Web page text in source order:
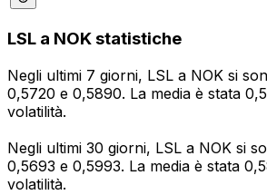
LSL a NOK statistiche
Negli ultimi 7 giorni, LSL a NOK si
0,5720 e 0,5890. La media è stata
volatilità.
Negli ultimi 30 giorni, LSL a NOK si
0,5693 e 0,5993. La media è stata
volatilità.